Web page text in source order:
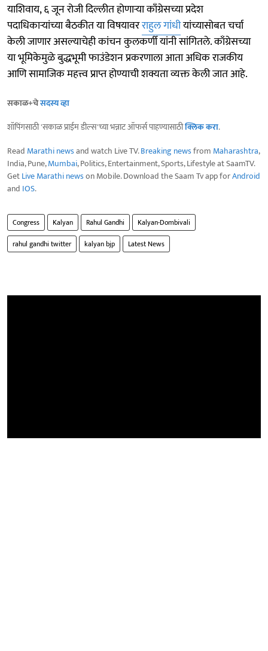
याशिवाय, ६ जून रोजी दिल्लीत होणाऱ्या काँग्रेसच्या प्रदेश
पदाधिकाऱ्यांच्या बैठकीत या विषयावरराहुल गांधीयांच्यासोबत चर्चा
केली जाणार असल्याचेही कांचन कुलकर्णी यांनी सांगितले. काँग्रेसच्या
या भूमिकेमुळे बुद्धभूमी फाउंडेशन प्रकरणाला आता अधिक राजकीय
आणि सामाजिक महत्त्व प्राप्त होण्याची शक्यता व्यक्त केली जात आहे.
सकाळ+चेसदस्य व्हा
शॉपिंगसाठी 'सकाळ प्राईम डील्स'च्या भन्नाट ऑफर्स पाहण्यासाठीक्लिक करा.
Read Marathi newsand watch Live TV.Breaking newsfrom Maharashtra,
India, Pune,Mumbai, Politics, Entertainment, Sports, Lifestyle at SaamTV.
GetLive Marathi newson Mobile. Download the Saam Tv app forAndroid
and IOS.
Congress Kalyan Rahul Gandhi
Kalyan-Dombivali
rahul gandhi twitter
kalyan bjp Latest News